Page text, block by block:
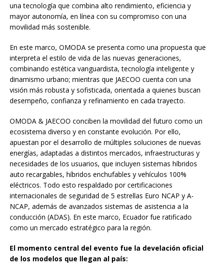
una tecnología que combina alto rendimiento, eficiencia y
mayor autonomía, en línea con su compromiso con una
movilidad más sostenible.
En este marco, OMODA se presenta como una propuesta que
interpreta el estilo de vida de las nuevas generaciones,
combinando estética vanguardista, tecnología inteligente y
dinamismo urbano; mientras que JAECOO cuenta con una
visión más robusta y sofisticada, orientada a quienes buscan
desempeño, confianza y refinamiento en cada trayecto.
OMODA & JAECOO conciben la movilidad del futuro como un
ecosistema diverso y en constante evolución. Por ello,
apuestan por el desarrollo de múltiples soluciones de nuevas
energías, adaptadas a distintos mercados, infraestructuras y
necesidades de los usuarios, que incluyen sistemas híbridos
auto recargables, híbridos enchufables y vehículos 100%
eléctricos. Todo esto respaldado por certificaciones
internacionales de seguridad de 5 estrellas Euro NCAP y A-
NCAP, además de avanzados sistemas de asistencia a la
conducción (ADAS). En este marco, Ecuador fue ratificado
como un mercado estratégico para la región.
El momento central del evento fue la develación oficial
de los modelos que llegan al país: